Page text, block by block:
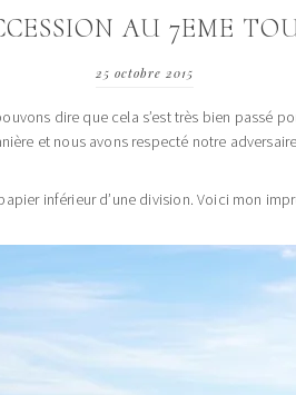
AU 7EME
25 octobre 2015
dire que cela s’est très bien passé
et nous avons respecté notre
inférieur d’une division. Voici mon